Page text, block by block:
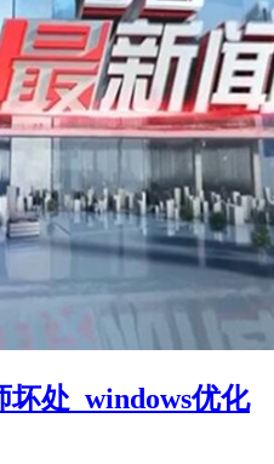
坏处_windows优化